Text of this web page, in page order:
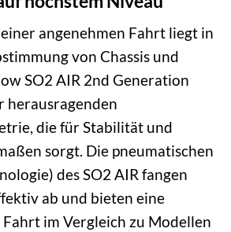
angenehmen Fahrt liegt in
von Chassis und
SO2 AIR 2nd Generation
herausragenden
die für Stabilität und
sorgt. Die pneumatischen
des SO2 AIR fangen
ab und bieten eine
im Vergleich zu Modellen